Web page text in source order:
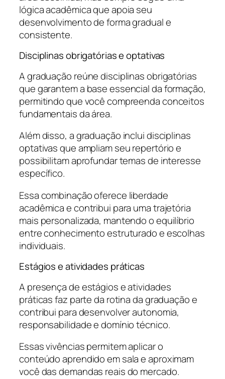
lógica acadêmica que apoia seu
desenvolvimento de forma gradual e
consistente.
Disciplinas obrigatórias e optativas
A graduação reúne disciplinas obrigatórias
que garantem a base essencial da formação,
permitindo que você compreenda conceitos
fundamentais da área.
Além disso, a graduação inclui disciplinas
optativas que ampliam seu repertório e
possibilitam aprofundar temas de interesse
específico.
Essa combinação oferece liberdade
acadêmica e contribui para uma trajetória
mais personalizada, mantendo o equilíbrio
entre conhecimento estruturado e escolhas
individuais.
Estágios e atividades práticas
A presença de estágios e atividades
práticas faz parte da rotina da graduação e
contribui para desenvolver autonomia,
responsabilidade e domínio técnico.
Essas vivências permitem aplicar o
conteúdo aprendido em sala e aproximam
você das demandas reais do mercado.